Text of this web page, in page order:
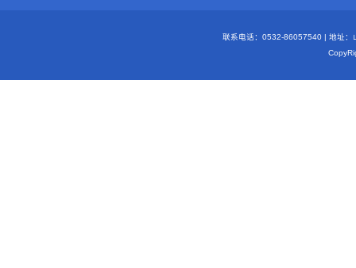
联系电话：0532-86057540 | 地址：